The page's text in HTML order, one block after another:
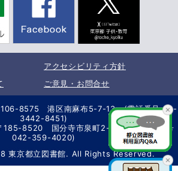
アクセシビリティ方針
ご意見・お問合せ
106-8575 港区南麻布5-7-13 (電話番号 03-
3442-8451)
185-8520 国分寺市泉町2-2-26 (電話番号
042-359-4020)
東京都立図書館. All Rights Reserved.